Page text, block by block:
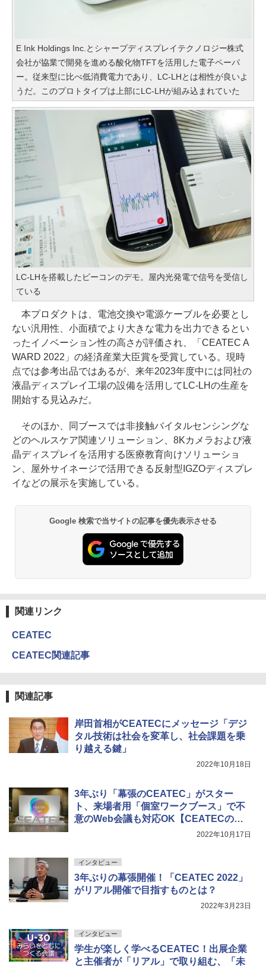
E Ink Holdings Inc.とシャープディスプレイテクノロジー株式
会社が協業で開発を進める酸化物TFTを活用した電子ペーパ
ー。従来型に比べ低消費電力であり、LC-LHとは相性が良いよ
うだ。このプロトタイプは上部にLC-LHが組み込まれていた
LC-LHを搭載したビーコンのデモ。屋内光発電で信号を受信し
ている
本プロダクトは、電池交換や電源ケーブルを必要とし
ない汎用性、小面積でより大きな電力を出力できるとい
ったイノベーション性の高さが評価され、「CEATEC A
WARD 2022」の経済産業大臣賞を受賞している。現時
点では参考出品ではあるが、来年2023年度中には同社の
液晶ディスプレイ工場の設備を活用してLC-LHの生産を
開始する見込みだ。
そのほか、同ブースでは非接触バイタルセンシングな
どのヘルスケア関連ソリューション、8Kカメラおよび液
晶ディスプレイを活用する医療教育向けソリューショ
ン、屋外サイネージで活用できる反射型IGZOディスプレ
イなどの展示を実施している。
Google 検索で当サイトの記事を優先表示させる
関連リンク
CEATEC
CEATEC関連記事
関連記事
岸田首相がCEATECにメッセージ「デジ
タル技術は社会を変革し、社会課題を乗
り越える鍵」
2022年10月18日
3年ぶり「幕張のCEATEC」がスター
ト、来場者用「個室ワークブース」で不
意のWeb会議も対応OK【CEATECの歩
2022年10月17日
インタビュー
3年ぶりの幕張開催！「CEATEC 2022」
がリアル開催で目指すものとは？
2022年3月23日
インタビュー
学生が楽しく学べるCEATEC！出展企業
と主催者が「リアル」で取り組む、「未